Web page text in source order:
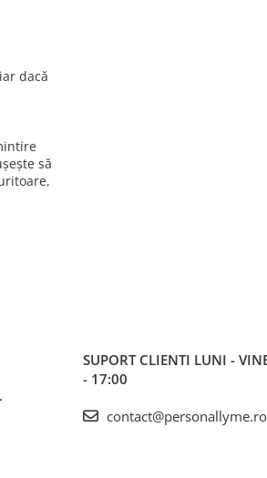
dacă
să
SUPORT CLIENTI LUNI -
- 17:00
contact@personallyme.ro